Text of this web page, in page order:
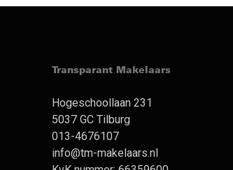
Transparant Makelaars
Hogeschoollaan 231
5037 GC Tilburg
013-4676107
info@tm-makelaars.nl